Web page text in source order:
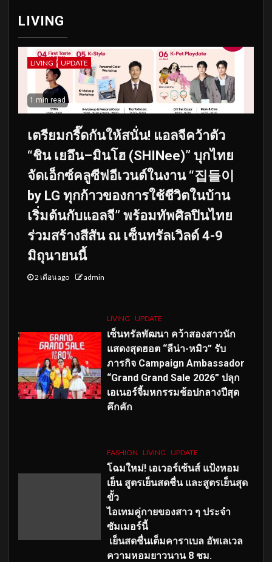
LIVING
LIVING UPDATE
1 min read
เตรียมกรี๊ดกันให้สนั่น! แอลจีคว้าตัว
“ชิน เยอึน–มินโฮ (SHINee)” บุกไทย
จัดเอ็กซ์คลูซีฟอีเวนต์ในงาน “집들이
by LG ทุกก้าวของการใช้ชีวิตในบ้าน
เริ่มต้นกับแอลจี” พร้อมทัพศิลปินไทย
ร่วมสร้างสีสัน ณ เซ็นทรัลเวิลด์ 4-9
มิถุนายนนี้
2 เดือน ago admin
LIVING UPDATE
เซ็นทรัลพัฒนา คว้าสองสาวนัก
แสดงสุดฮอต “ลีน่า-หมิว” รับ
ภารกิจ Campaign Ambassador
“Grand Grand Sale 2026” ปลุก
เอเนอร์จี้มหกรรมช้อปกลางปีสุด
คึกคัก
FASHION LIVING UPDATE
โฉมใหม่! เอเวอร์เซ้นส์ แป้งหอม
เย็น สูตรเย็นสดชื่น และสูตรเย็นสุด
ขั้ว
ไอเทมคู่กายของสาว ๆ ประจำ
ซัมเมอร์นี้
เย็นสดชื่นเต็มคาราเบล อัพเลเวล
ความหอมยาวนาน 8 ชม.